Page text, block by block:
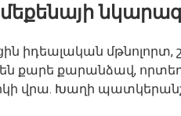
իդեալական
քարե քարանձավ, որտեղ
վրա. Խաղի